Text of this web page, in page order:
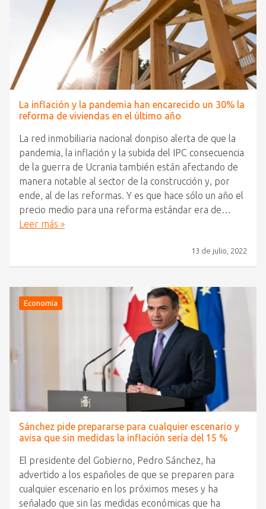
La inflación y la pandemia han encarecido un 30% la
reforma de viviendas en el último año
La red inmobiliaria nacional donpiso alerta de que la
pandemia, la inflación y la subida del IPC consecuencia
de la guerra de Ucrania también están afectando de
manera notable al sector de la construcción y, por
ende, al de las reformas. Y es que hace sólo un año el
precio medio para una reforma estándar era de…
Leer más »
13 de julio, 2022
Economía
Sánchez pide prepararse para cualquier escenario y
avisa que sin medidas la inflación sería del 15 %
El presidente del Gobierno, Pedro Sánchez, ha
advertido a los españoles de que se preparen para
cualquier escenario en los próximos meses y ha
señalado que sin las medidas económicas que ha